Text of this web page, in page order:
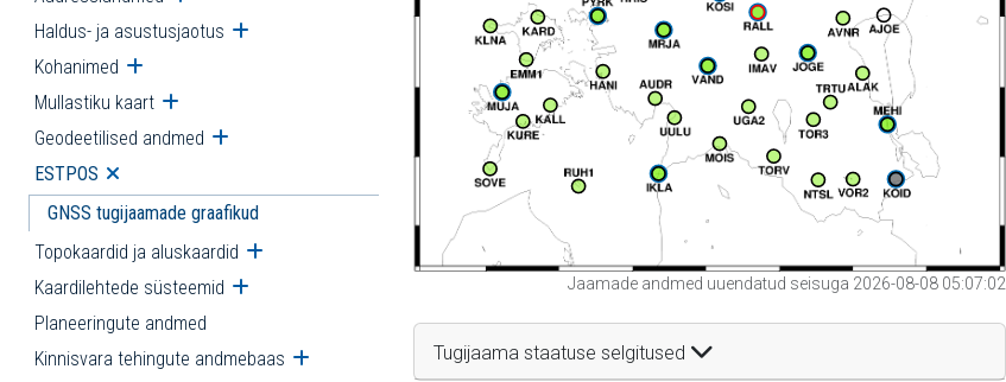
Haldus- ja asustusjaotus Ava alammenüü
Kohanimed Ava alammenüü
Mullastiku kaart Ava alammenüü
Geodeetilised andmed Ava alammenüü
ESTPOS Ava alammenüü
GNSS tugijaamade graafikud
Topokaardid ja aluskaardid Ava alammenüü
Kaardilehtede süsteemid Ava alammenüü
Planeeringute andmed
Kinnisvara tehingute andmebaas Ava alammenüü
Jaamade andmed uuendatud seisuga 2026-08-08 05:07:02
Tugijaama staatuse selgitused